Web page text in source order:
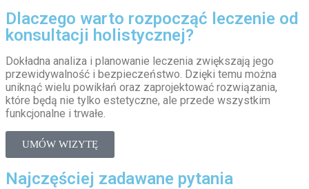
Dlaczego warto rozpocząć leczenie od
konsultacji holistycznej?
Dokładna analiza i planowanie leczenia zwiększają jego
przewidywalność i bezpieczeństwo. Dzięki temu można
uniknąć wielu powikłań oraz zaprojektować rozwiązania,
które będą nie tylko estetyczne, ale przede wszystkim
funkcjonalne i trwałe.
UMÓW WIZYTĘ
Najczęściej zadawane pytania